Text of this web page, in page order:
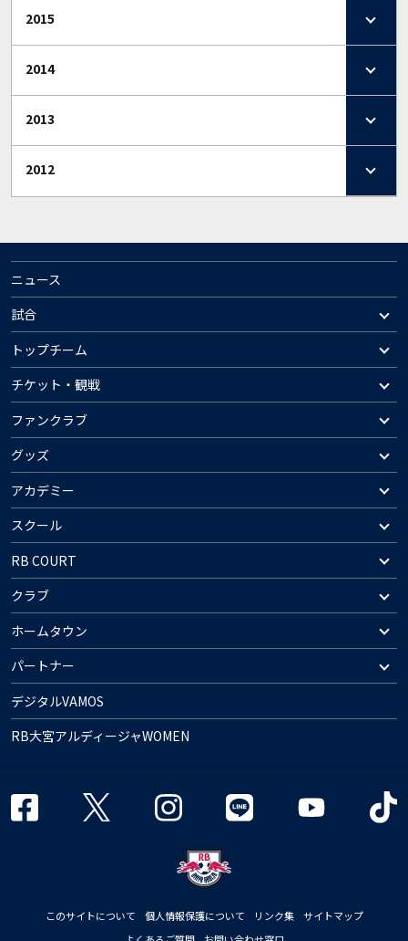
2015
2014
2013
2012
ニュース
試合
トップチーム
チケット・観戦
ファンクラブ
グッズ
アカデミー
スクール
RB COURT
クラブ
ホームタウン
パートナー
デジタルVAMOS
RB大宮アルディージャWOMEN
このサイトについて 個人情報保護について リンク集
サイトマップ